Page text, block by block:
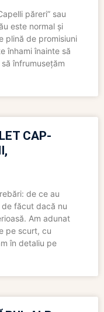
păreri” sau
este normal și
plină de promisiuni
înhami înainte să
înfrumusețăm
CAP-
de ce au
făcut dacă nu
Am adunat
pe scurt, cu
în detaliu pe